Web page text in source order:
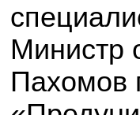
Министр
Пахомов